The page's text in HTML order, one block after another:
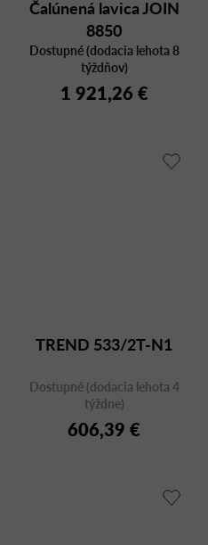
Čalúnená lavica JOIN
8850
Dostupné (dodacia lehota 8
týždňov)
1 921,26 €
TREND 533/2T-N1
Dostupné (dodacia lehota 4
týždne)
606,39 €